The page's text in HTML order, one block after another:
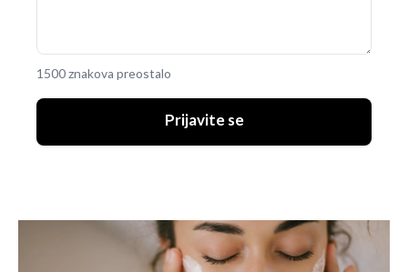
1500 znakova preostalo
Prijavite se